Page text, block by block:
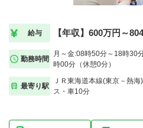
給与 【年収】600万円～
勤務時間
月～金:08時50分～18時30
時00分（休憩0分）
最寄り駅
ＪＲ東海道本線(東京－熱
ス・車10分